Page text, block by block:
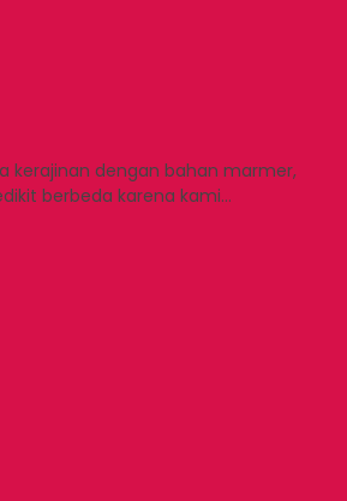
kerajinan dengan bahan marmer,
berbeda karena kami…